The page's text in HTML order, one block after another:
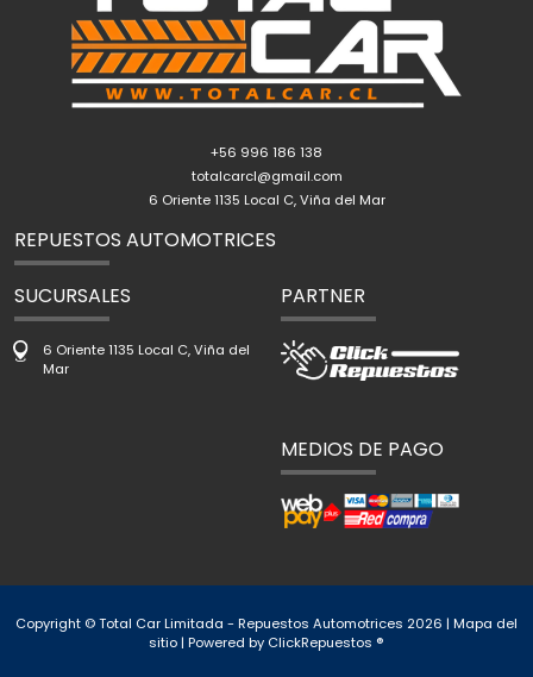
+56 996 186 138
totalcarcl@gmail.com
6 Oriente 1135 Local C, Viña del Mar
REPUESTOS AUTOMOTRICES
SUCURSALES
6 Oriente 1135 Local C, Viña del
Mar
PARTNER
MEDIOS DE PAGO
Copyright © Total Car Limitada - Repuestos Automotrices 2026 | Mapa del
sitio| Powered by ClickRepuestos ®